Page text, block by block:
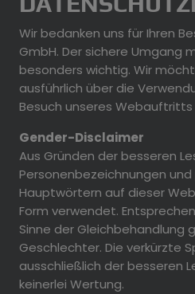
Wir bedanken uns für Ihren
GmbH. Der sichere Umgang
besonders wichtig. Wir
ausführlich über die
Besuch unseres Webauftritts
Gender-Disclaimer
Aus Gründen der besseren
Personenbezeichnungen
Hauptwörtern auf dieser
Form verwendet.
Sinne der Gleichbehandlung
Geschlechter. Die verkürzte
ausschließlich der besseren
keinerlei Wertung.